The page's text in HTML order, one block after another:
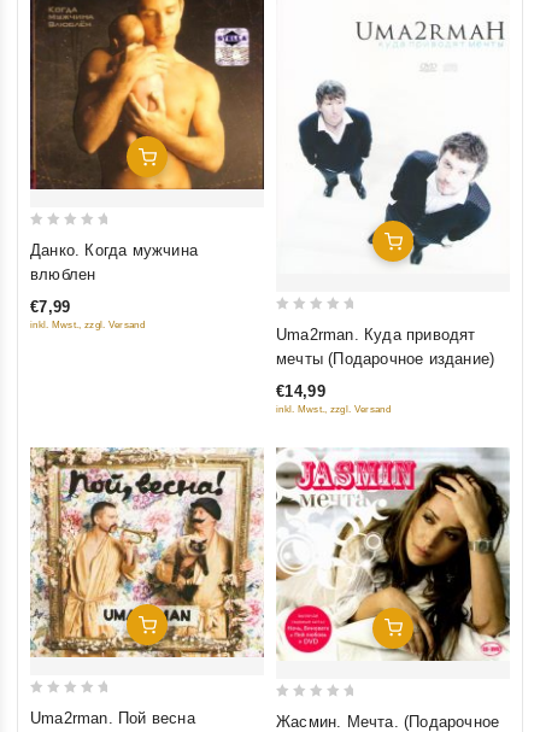
Добавить В Корзину
out
5
Данко. Когда мужчина
влюблен
€7,99
inkl. Mwst., zzgl. Versand
Добавить В Корзину
5
Uma2rman. Куда приводят
мечты (Подарочное издание)
€14,99
inkl. Mwst., zzgl. Versand
Добавить В Корзину
Uma2rman. Пой весна
Добавить В Корзину
Жасмин. Мечта. (Подарочное